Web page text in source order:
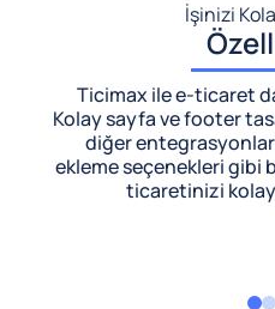
İşinizi
Ticimax ile e-ticaret
Kolay sayfa ve footer
diğer
ekleme seçenekleri gibi
ticaretinizi